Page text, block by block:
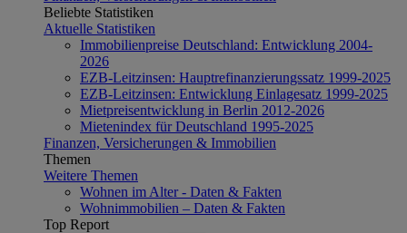
Beliebte Statistiken
Aktuelle Statistiken
Immobilienpreise Deutschland: Entwicklung 2004-
2026
EZB-Leitzinsen: Hauptrefinanzierungssatz 1999-2025
EZB-Leitzinsen: Entwicklung Einlagesatz 1999-2025
Mietpreisentwicklung in Berlin 2012-2026
Mietenindex für Deutschland 1995-2025
Finanzen, Versicherungen & Immobilien
Themen
Weitere Themen
Wohnen im Alter - Daten & Fakten
Wohnimmobilien – Daten & Fakten
Top Report